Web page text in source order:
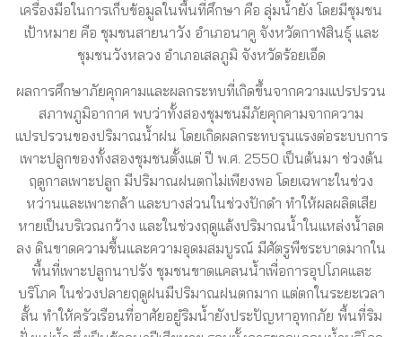
เครื่องมือในการเก็บข้อมูลในพื้นที่ศึกษา คือ ลุ่มน้ำยัง โดยมีชุมชน
เป้าหมาย คือ ชุมชนสายนาวัง อําเภอนาคู จังหวัดกาฬสินธุ์ และ
ชุมชนวังหลวง อําเภอเสลภูมิ จังหวัดร้อยเอ็ด
ผลการศึกษาภัยคุกคามและผลกระทบที่เกิดขึ้นจากความแปรปรวน
สภาพภูมิอากาศ พบว่าทั้งสองชุมชนมีภัยคุกคามจากความ
แปรปรวนของปริมาณน้ำฝน โดยเกิดผลกระทบรุนแรงต่อระบบการ
เพาะปลูกของทั้งสองชุมชนตั้งแต่ ปี พ.ศ. 2550 เป็นต้นมา ช่วงต้น
ฤดูกาลเพาะปลูก มีปริมาณฝนตกไม่เพียงพอ โดยเฉพาะในช่วง
หว่านและเพาะกล้า และบางส่วนในช่วงปักดํา ทําให้ผลผลิตเสีย
หายเป็นบริเวณกว้าง และในช่วงฤดูแล้งปริมาณน้ำในแหล่งน้ำลด
ลง ดินขาดความชื้นและความอุดมสมบูรณ์ มีศัตรูพืชระบาดมากใน
พื้นที่เพาะปลูกนาปรัง ชุมชนขาดแคลนน้ำเพื่อการอุปโภคและ
บริโภค ในช่วงปลายฤดูฝนมีปริมาณฝนตกมาก แต่ตกในระยะเวลา
สั้น ทําให้ครัวเรือนที่อาศัยอยูํริมน้ำยังประปัญหาอุทกภัย พื้นที่ริม